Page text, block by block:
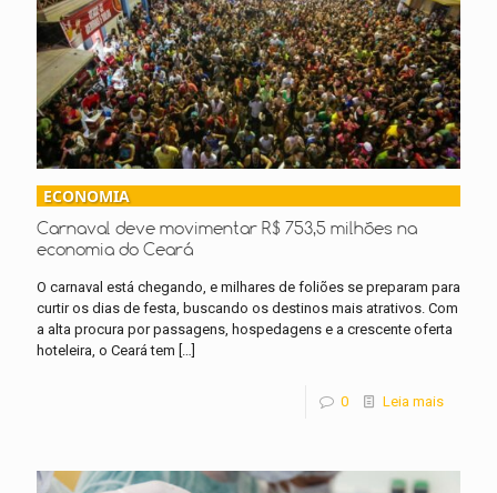
ECONOMIA
Carnaval deve movimentar R$ 753,5 milhões na
economia do Ceará
O carnaval está chegando, e milhares de foliões se preparam para
curtir os dias de festa, buscando os destinos mais atrativos. Com
a alta procura por passagens, hospedagens e a crescente oferta
hoteleira, o Ceará tem […]
0 Leia mais